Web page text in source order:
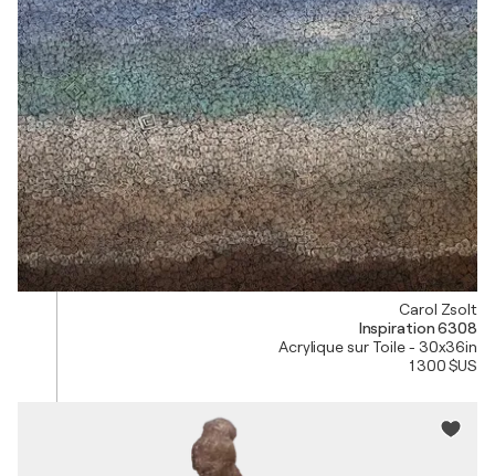
Carol Zsolt
Inspiration 6308
Acrylique sur Toile - 30x36in
1 300 $US